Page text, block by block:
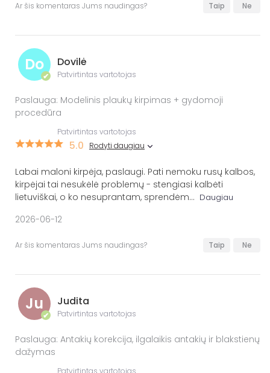
Ar šis komentaras Jums naudingas? Taip Ne
Do
✔
Dovilė
Patvirtintas vartotojas
Paslauga: Modelinis plaukų kirpimas + gydomoji
procedūra
Patvirtintas vartotojas
5.0 Rodyti daugiau
Labai maloni kirpėja, paslaugi. Pati nemoku rusų kalbos,
kirpėjai tai nesukėlė problemų - stengiasi kalbėti
lietuviškai, o ko nesuprantam, sprendėm... Daugiau
2026-06-12
Ar šis komentaras Jums naudingas? Taip Ne
Ju
✔
Judita
Patvirtintas vartotojas
Paslauga: Antakių korekcija, ilgalaikis antakių ir blakstienų
dažymas